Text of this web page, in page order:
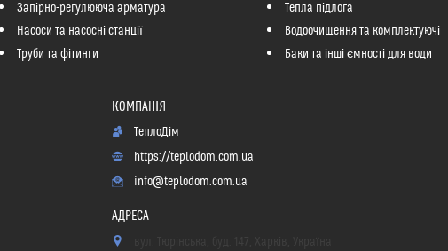
Запірно-регулююча арматура
Насоси та насосні станції
Труби та фітинги
Тепла підлога
Водоочищення та комплектуючі
Баки та інші ємності для води
ТеплоДім
https://teplodom.com.ua
info@teplodom.com.ua